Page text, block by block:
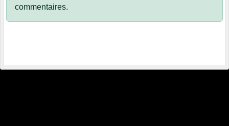
commentaires.